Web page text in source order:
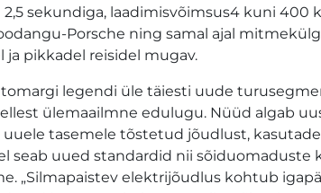
sekundiga, laadimisvõimsus4 kuni 400
Porsche ning samal ajal
pikkadel reisidel mugav.
legendi üle täiesti uude
ülemaailmne edulugu. Nüüd algab
uuele tasemele tõstetud jõudlust,
seab uued standardid nii sõiduomaduste
„Silmapaistev elektrijõudlus kohtub